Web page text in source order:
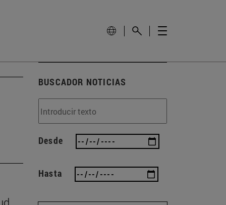
BUSCADOR NOTICIAS
Desde
Hasta